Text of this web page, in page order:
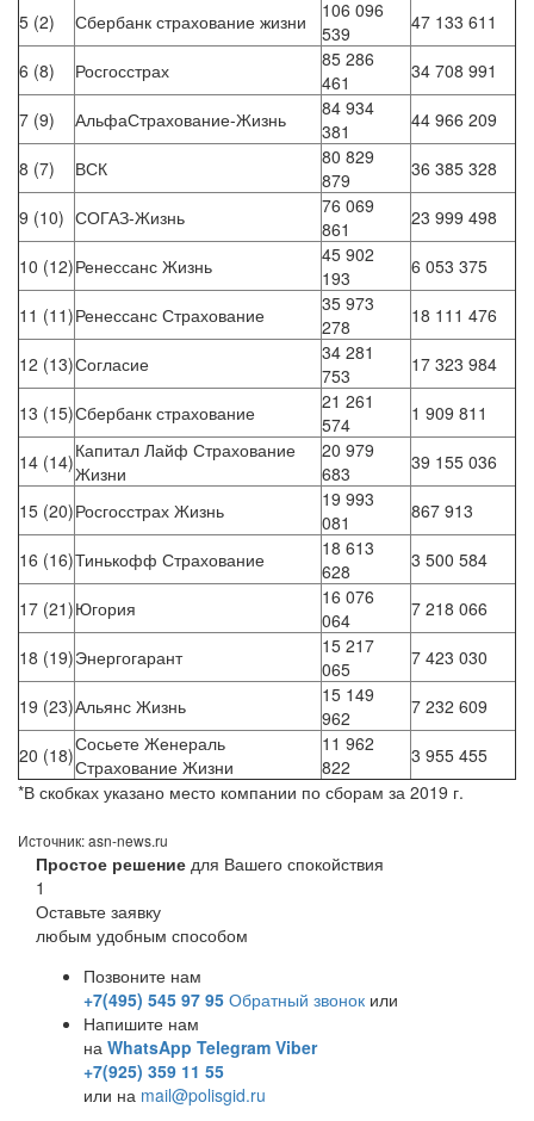
5 (2) Сбербанк страхование жизни
106 096
539
47 133 611
6 (8) Росгосстрах
85 286
461
34 708 991
7 (9) АльфаСтрахование-Жизнь
84 934
381
44 966 209
8 (7) ВСК
80 829
879
36 385 328
9 (10) СОГАЗ-Жизнь
76 069
861
23 999 498
10 (12)Ренессанс Жизнь
45 902
193
6 053 375
11 (11)Ренессанс Страхование
35 973
278
18 111 476
12 (13)Согласие
34 281
753
17 323 984
13 (15)Сбербанк страхование
21 261
574
1 909 811
14 (14)Капитал Лайф Страхование
Жизни
20 979
683
39 155 036
15 (20)Росгосстрах Жизнь
19 993
081
867 913
16 (16)Тинькофф Страхование
18 613
628
3 500 584
17 (21)Югория
16 076
064
7 218 066
18 (19)Энергогарант
15 217
065
7 423 030
19 (23)Альянс Жизнь
15 149
962
7 232 609
20 (18)Сосьете Женераль
Страхование Жизни
11 962
822
3 955 455
*В скобках указано место компании по сборам за 2019 г.
Источник: asn-news.ru
Простое решение для Вашего спокойствия
1
Оставьте заявку
любым удобным способом
Позвоните нам
+7(495) 545 97 95 Обратный звонок или
Напишите нам
на WhatsApp Telegram Viber
+7(925) 359 11 55
или на mail@polisgid.ru